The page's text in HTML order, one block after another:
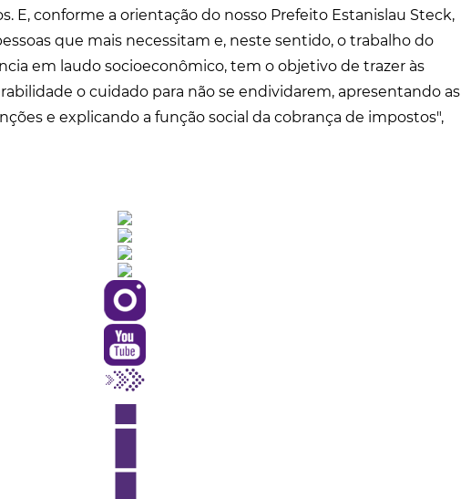
E, conforme a orientação do nosso Prefeito Estanislau Steck,
que mais necessitam e, neste sentido, o trabalho do
em laudo socioeconômico, tem o objetivo de trazer às
o cuidado para não se endividarem, apresentando as
e explicando a função social da cobrança de impostos",